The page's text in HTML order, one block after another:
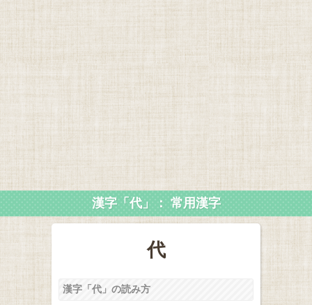
漢字「代」： 常用漢字
代
漢字「代」の読み方